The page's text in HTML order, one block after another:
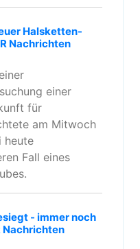
Halsketten-
Nachrichten
einer
für
am Mitwoch
heute
Fall eines
- immer noch
Nachrichten